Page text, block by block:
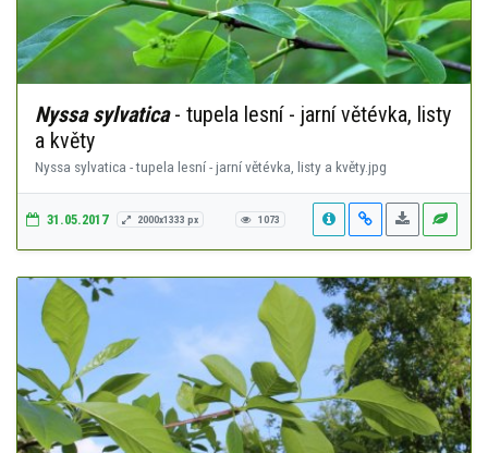
Nyssa sylvatica- tupela lesní - jarní větévka, listy
a květy
Nyssa sylvatica - tupela lesní - jarní větévka, listy a květy.jpg
31.05.2017 2000x1333 px 1073